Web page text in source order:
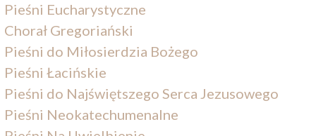
Pieśni Eucharystyczne
Chorał Gregoriański
Pieśni do Miłosierdzia Bożego
Pieśni Łacińskie
Pieśni do Najświętszego Serca Jezusowego
Pieśni Neokatechumenalne